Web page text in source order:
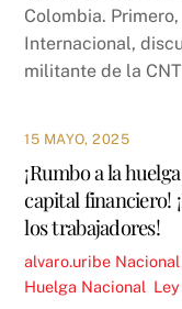
Colombia.
Internacional,
militante de la
15 MAYO, 2025
¡Rumbo a la
capital financiero!
los trabajadores!
alvaro.uribe Nacional
Huelga Nacional